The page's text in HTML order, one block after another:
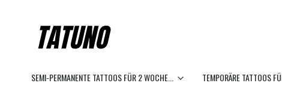
SEMI-PERMANENTE TATTOOS FÜR 2 WOCHE... TEMPORÄRE TATTOOS